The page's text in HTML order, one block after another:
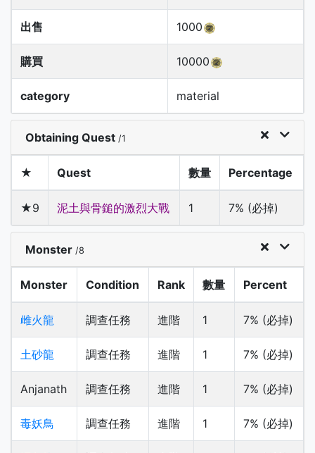
出售 1000
購買 10000
category material
Obtaining Quest /1
★ Quest 數量 Percentage
★9 泥土與骨鎚的激烈大戰 1 7% (必掉)
Monster /8
Monster Condition Rank 數量 Percent
雌火龍 調查任務 進階 1 7% (必掉)
土砂龍 調查任務 進階 1 7% (必掉)
Anjanath 調查任務 進階 1 7% (必掉)
毒妖鳥 調查任務 進階 1 7% (必掉)